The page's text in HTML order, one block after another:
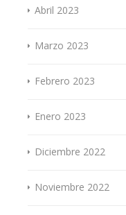
Abril 2023
Marzo 2023
Febrero 2023
Enero 2023
Diciembre 2022
Noviembre 2022